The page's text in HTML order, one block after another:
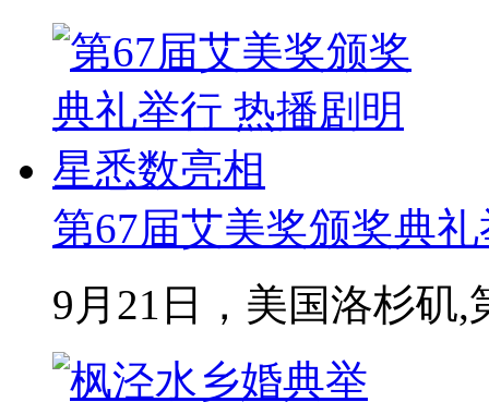
第67届艾美奖颁奖典
9月21日，美国洛杉矶,